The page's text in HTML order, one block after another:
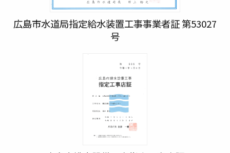
広島市水道局指定給水装置工事事業者証 第53027
号